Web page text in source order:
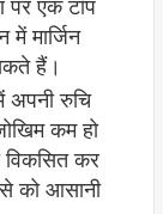
एक टॉप
मार्जिन
हैं।
अपनी रुचि
कम हो
विकसित कर
को आसानी